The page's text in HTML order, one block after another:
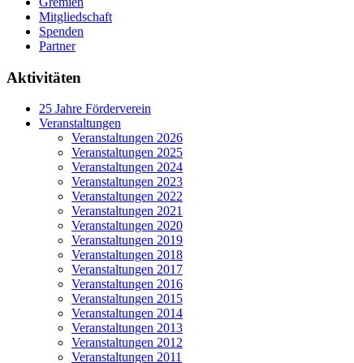
Mitgliedschaft
Spenden
Partner
Aktivitäten
25 Jahre Förderverein
Veranstaltungen
Veranstaltungen 2026
Veranstaltungen 2025
Veranstaltungen 2024
Veranstaltungen 2023
Veranstaltungen 2022
Veranstaltungen 2021
Veranstaltungen 2020
Veranstaltungen 2019
Veranstaltungen 2018
Veranstaltungen 2017
Veranstaltungen 2016
Veranstaltungen 2015
Veranstaltungen 2014
Veranstaltungen 2013
Veranstaltungen 2012
Veranstaltungen 2011